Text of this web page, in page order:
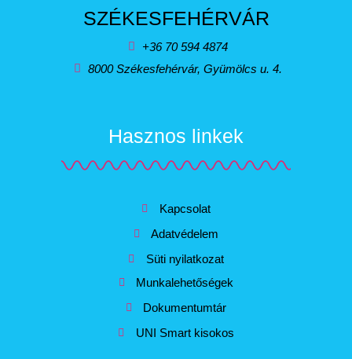
SZÉKESFEHÉRVÁR
+36 70 594 4874
8000 Székesfehérvár, Gyümölcs u. 4.
Hasznos linkek
Kapcsolat
Adatvédelem
Süti nyilatkozat
Munkalehetőségek
Dokumentumtár
UNI Smart kisokos